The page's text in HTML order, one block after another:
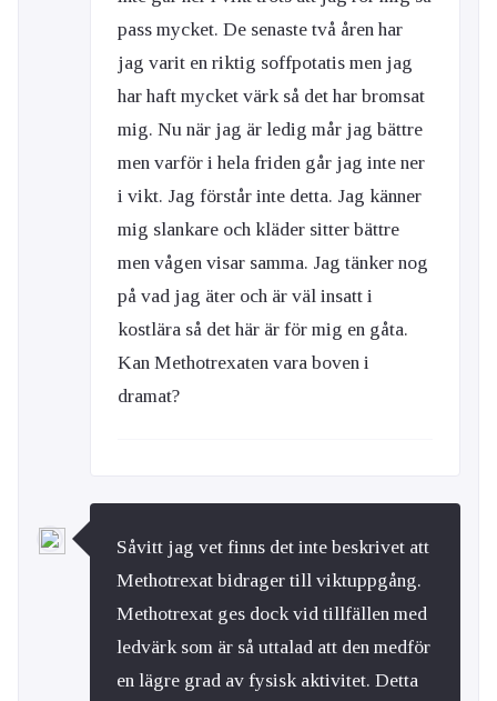
pass mycket. De senaste två åren har
jag varit en riktig soffpotatis men jag
har haft mycket värk så det har bromsat
mig. Nu när jag är ledig mår jag bättre
men varför i hela friden går jag inte ner
i vikt. Jag förstår inte detta. Jag känner
mig slankare och kläder sitter bättre
men vågen visar samma. Jag tänker nog
på vad jag äter och är väl insatt i
kostlära så det här är för mig en gåta.
Kan Methotrexaten vara boven i
dramat?
Såvitt jag vet finns det inte beskrivet att
Methotrexat bidrager till viktuppgång.
Methotrexat ges dock vid tillfällen med
ledvärk som är så uttalad att den medför
en lägre grad av fysisk aktivitet. Detta